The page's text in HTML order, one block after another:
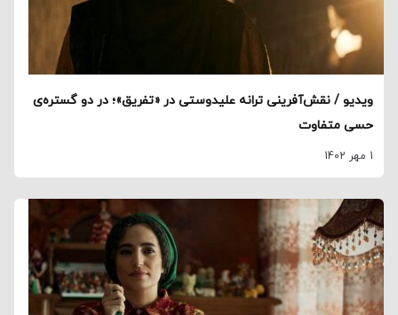
ویدیو / نقش‌آفرینی ترانه علیدوستی در «تفریق»؛ در دو گستره‌ی
حسی متفاوت
1 مهر 1402